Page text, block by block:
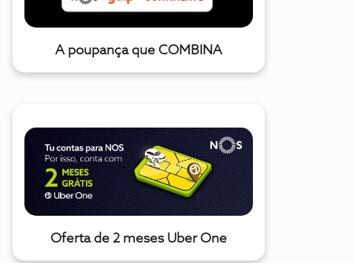
A poupança que COMBINA
Oferta de 2 meses Uber One